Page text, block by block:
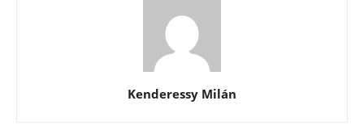
Kenderessy Milán